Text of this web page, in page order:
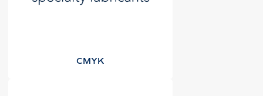
CMYK